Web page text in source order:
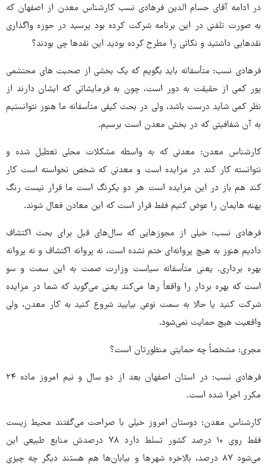
در ادامه آقای حسام الدین فرهادی نسب کارشناس معدن از اصفهان که
به صورت تلفنی در این برنامه شرکت کرده بود پرسید در حوزه واگذاری
نقدهایی داشتید و نکاتی را مطرح کرده بودید این نقدها چی بودند؟
فرهادی نسب: متأسفانه باید بگویم که یک بخشی از صحبت های محتشمی
پور کمی از حقیقت به دور است، چون به فرمایشاتی که ایشان دارند از
نظر کمی شاید درست باشد، ولی در بحث کیفی متأسفانه ما هنوز نتوانستیم
به آن شفافیتی که در بخش معدن است برسیم.
کارشناس معدن: معدنی که به واسطه مشکلات محلی تعطیل شده و
نتوانسته کار کند در مزایده است و معدنی که شخص نخواسته است کار
کند هم باز در این مزایده است هر دو یکرنگ است ما قرار نیست رنگ
پهنه هایمان را عوض کنیم فقط قرار است که این معادن فعال شوند.
فرهادی نسب: خیلی از مجوزهایی که سال‌های قبل برای بحث اکتشاف
دادیم هنوز به هیچ پروانه‌ای ختم نشده است، نه پروانه اکتشاف و نه پروانه
بهره برداری. یعنی متأسفانه سیاست وزارت صمت به این سمت و سو
است که بهره بردار را واقعاً رها می‌کند یعنی می‌گوید که شما در مزایده
شرکت کنید یا حالا به سمت نوعی بیایید شروع کنید به کار معدن، ولی
واقعیت هیچ حمایت نمی‌شود.
مجری: مشخصاً چه حمایتی منظورتان است؟
فرهادی نسب: در استان اصفهان بعد از دو سال و نیم امروز ماده ۲۴
مکرر اجرا شده است.
کارشناس معدن: دوستان امروز خیلی با صراحت می‌گفتند محیط زیست
فقط روی ۱۰ درصد کشور تسلط دارد ۷۸ درصدش منابع طبیعی این
می‌شود ۸۷ درصد، بالاخره شهرها و بیابان‌ها هم هستند دیگر چه چیزی